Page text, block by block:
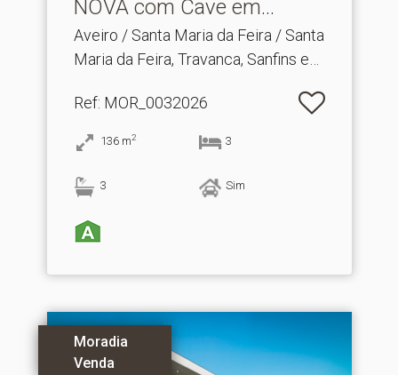
NOVA com Cave em
Travanca.​..
Aveiro / Santa Maria da Feira / Santa
Maria da Feira, Travanca, Sanfins e
Ref: MOR_0032026
136 m2 3
3 Sim
Moradia
Venda